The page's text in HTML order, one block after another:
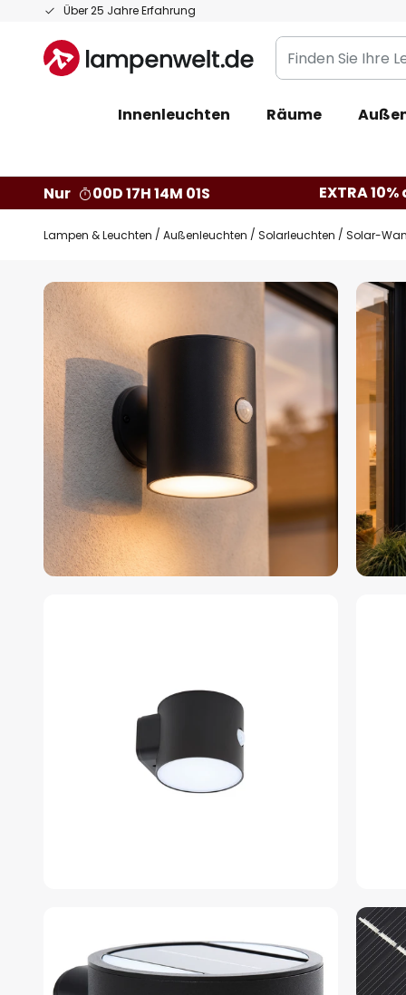
Über 25 Jahre Erfahrung
Zum
springen
Finden
Sie
Leuchte...
Innenleuchten Räume
Nur
00D 17H 14M 00S EXTRA
Lampen & Leuchten Außenleuchten Solarleuchten Solar-
Zum
Ende
der
Bildgalerie
springen